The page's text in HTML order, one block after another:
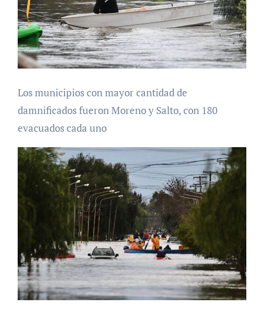
Los municipios con mayor cantidad de
damnificados fueron Moreno y Salto, con 180
evacuados cada uno